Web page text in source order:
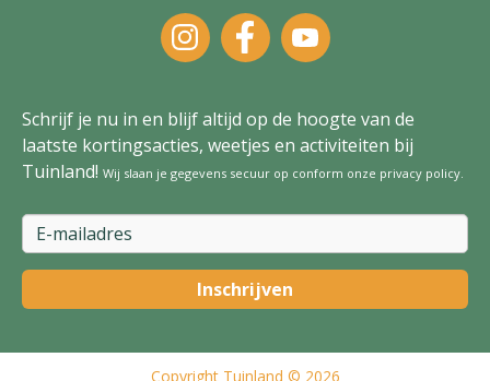
Schrijf je nu in en blijf altijd op de hoogte van de
laatste kortingsacties, weetjes en activiteiten bij
Tuinland! Wij slaan je gegevens secuur op conform onze privacy policy
Copyright Tuinland © 2026